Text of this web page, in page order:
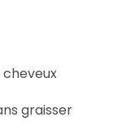
graisser